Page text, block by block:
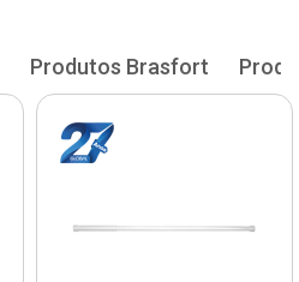
Produtos Brasfort